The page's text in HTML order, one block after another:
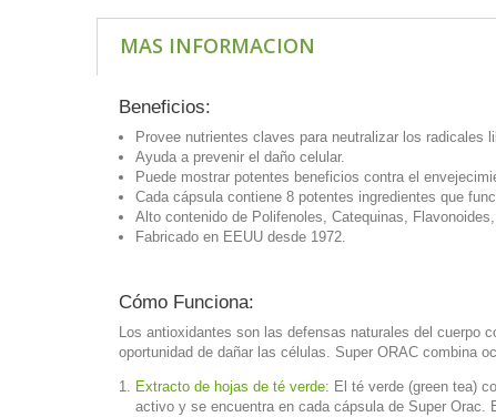
MAS INFORMACION
Beneficios:
Provee nutrientes claves para neutralizar los radicales
Ayuda a prevenir el daño celular.
Puede mostrar potentes beneficios contra el
Cada cápsula contiene 8 potentes ingredientes que
Alto contenido de Polifenoles, Catequinas,
Fabricado en EEUU desde 1972.
Cómo Funciona:
Los antioxidantes son las defensas naturales del cuerpo
oportunidad de dañar las células. Super ORAC combina
Extracto de hojas de té verde: El té verde (green tea)
activo y se encuentra en cada cápsula de Super Orac.